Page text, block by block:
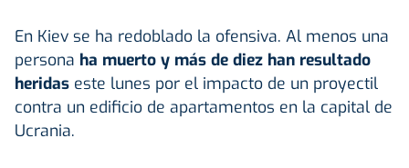
En Kiev se ha redoblado la ofensiva. Al menos una
persona ha muerto y más de diez han resultado
heridas este lunes por el impacto de un proyectil
contra un edificio de apartamentos en la capital de
Ucrania.